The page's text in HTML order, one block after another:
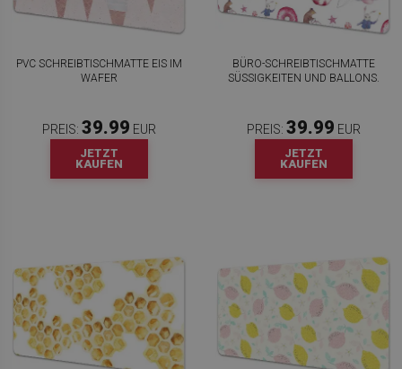
PVC SCHREIBTISCHMATTE EIS IM
WAFER
PREIS: 39.99 EUR
JETZT
KAUFEN
BÜRO-SCHREIBTISCHMATTE
SÜSSIGKEITEN UND BALLONS.
PREIS: 39.99 EUR
JETZT
KAUFEN